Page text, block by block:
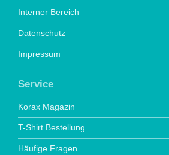
Interner Bereich
Datenschutz
Impressum
Service
Korax Magazin
T-Shirt Bestellung
Häufige Fragen